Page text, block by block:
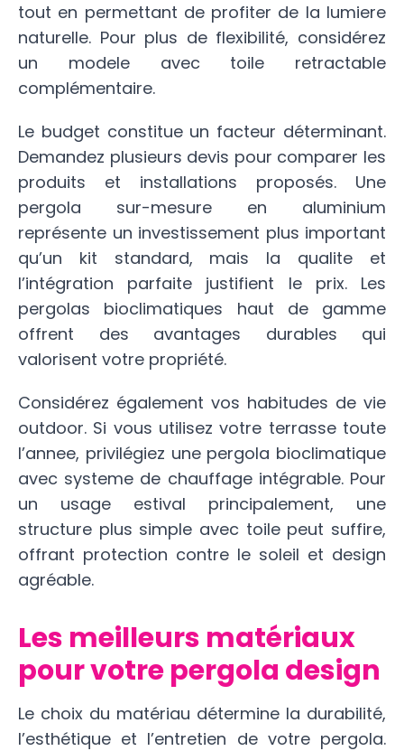
tout en permettant de profiter de la lumiere
naturelle. Pour plus de flexibilité, considérez
un modele avec toile retractable
complémentaire.
Le budget constitue un facteur déterminant.
Demandez plusieurs devis pour comparer les
produits et installations proposés. Une
pergola sur-mesure en aluminium
représente un investissement plus important
qu’un kit standard, mais la qualite et
l’intégration parfaite justifient le prix. Les
pergolas bioclimatiques haut de gamme
offrent des avantages durables qui
valorisent votre propriété.
Considérez également vos habitudes de vie
outdoor. Si vous utilisez votre terrasse toute
l’annee, privilégiez une pergola bioclimatique
avec systeme de chauffage intégrable. Pour
un usage estival principalement, une
structure plus simple avec toile peut suffire,
offrant protection contre le soleil et design
agréable.
Les meilleurs matériaux
pour votre pergola design
Le choix du matériau détermine la durabilité,
l’esthétique et l’entretien de votre pergola.